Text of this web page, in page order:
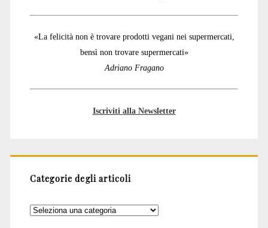
«La felicità non è trovare prodotti vegani nei supermercati,
bensì non trovare supermercati»
Adriano Fragano
Iscriviti alla Newsletter
Categorie degli articoli
Categorie